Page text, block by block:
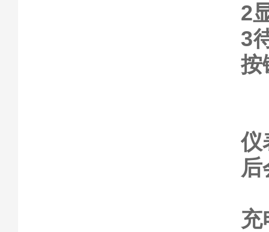
2
3
按
仪
后
充